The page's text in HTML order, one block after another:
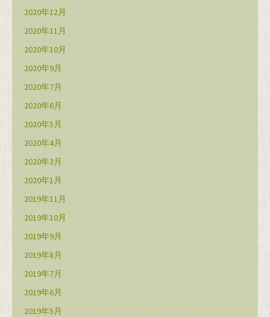
2020年12月
2020年11月
2020年10月
2020年9月
2020年7月
2020年6月
2020年5月
2020年4月
2020年3月
2020年1月
2019年11月
2019年10月
2019年9月
2019年8月
2019年7月
2019年6月
2019年5月